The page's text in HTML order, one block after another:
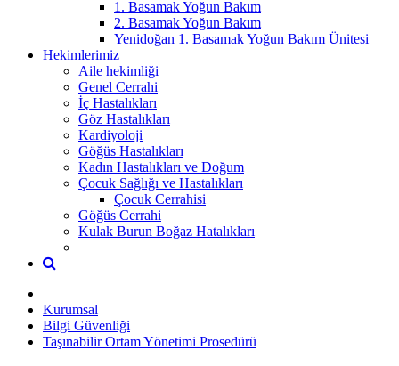
1. Basamak Yoğun Bakım
2. Basamak Yoğun Bakım
Yenidoğan 1. Basamak Yoğun Bakım Ünitesi
Hekimlerimiz
Aile hekimliği
Genel Cerrahi
İç Hastalıkları
Göz Hastalıkları
Kardiyoloji
Göğüs Hastalıkları
Kadın Hastalıkları ve Doğum
Çocuk Sağlığı ve Hastalıkları
Çocuk Cerrahisi
Göğüs Cerrahi
Kulak Burun Boğaz Hatalıkları
Kurumsal
Bilgi Güvenliği
Taşınabilir Ortam Yönetimi Prosedürü